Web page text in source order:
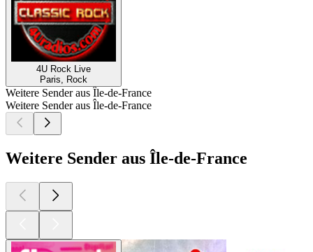
4U Rock Live
Paris, Rock
Weitere Sender aus Île-de-France
Weitere Sender aus Île-de-France
Weitere Sender aus Île-de-France